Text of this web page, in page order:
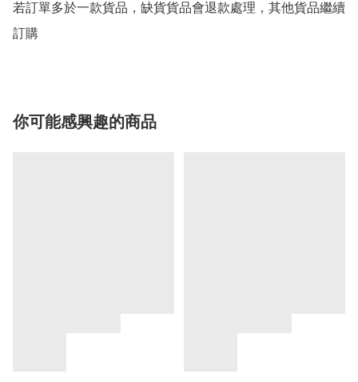
若訂單多於一款貨品，缺貨貨品會退款處理，其他貨品繼續
你可能感興趣的商品